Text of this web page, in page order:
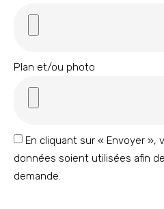
Plan et/ou photo
En cliquant sur « Envoyer »,
données soient utilisées afin
demande.